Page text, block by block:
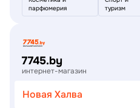
парфюмерия
туризм
7745.by
интернет-магазин
Новая Халва